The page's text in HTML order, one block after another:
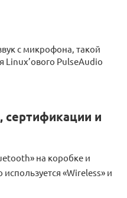
с микрофона, такой
Linux’ового PulseAudio
сертификации и
на коробке и
используется «Wireless» и